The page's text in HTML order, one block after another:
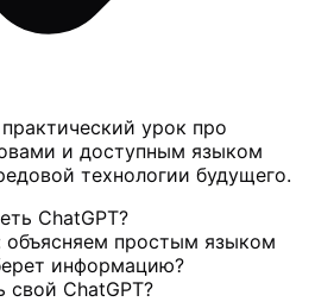
урок про
и доступным языком
технологии будущего.
ChatGPT?
объясняем простым языком
информацию?
ChatGPT?